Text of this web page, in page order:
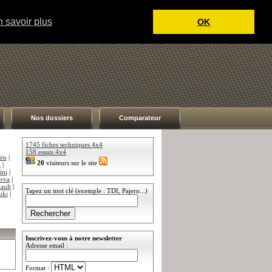
savoir plus OK
Nos dossiers Comparateur
|
|
|
|
|
|
1745 fiches techniques 4x4
158 essais 4x4
20 visiteurs sur le site
Tapez un mot clé (exemple : TDI, Pajero...)
Inscrivez-vous à notre newsletter
Adresse email :
Format :